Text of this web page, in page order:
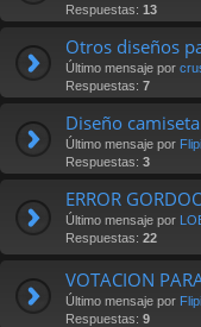
Respuestas: 13
Otros diseños
Último mensaje por
Respuestas: 7
Diseño camiseta
Último mensaje por Flipi
Respuestas: 3
ERROR
Último mensaje por
Respuestas: 22
VOTACION
Último mensaje por Flipi
Respuestas: 9